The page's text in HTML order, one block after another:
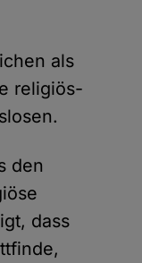
als
religiös-
den
dass